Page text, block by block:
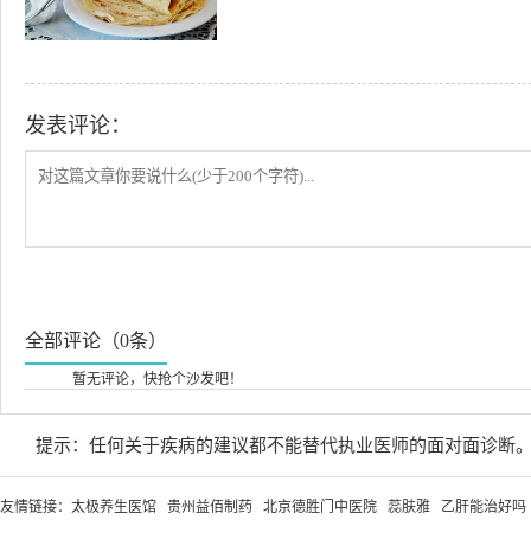
发表评论：
全部评论（0条）
暂无评论，快抢个沙发吧！
提示：任何关于疾病的建议都不能替代执业医师的面对面诊断
友情链接： 太极养生医馆 贵州益佰制药 北京德胜门中医院 蕊肤雅 乙肝能治好吗